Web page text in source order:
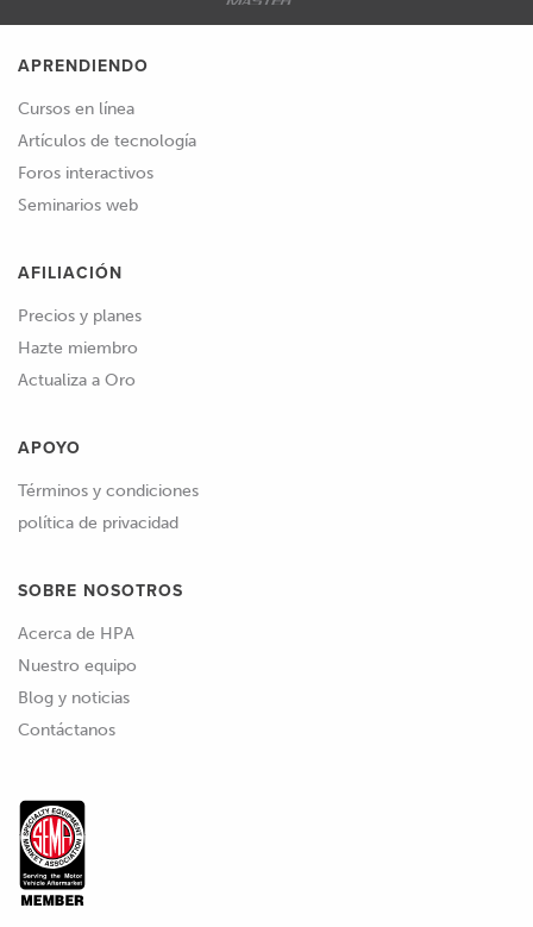
APRENDIENDO
Cursos en línea
Artículos de tecnología
Foros interactivos
Seminarios web
AFILIACIÓN
Precios y planes
Hazte miembro
Actualiza a Oro
APOYO
Términos y condiciones
política de privacidad
SOBRE NOSOTROS
Acerca de HPA
Nuestro equipo
Blog y noticias
Contáctanos